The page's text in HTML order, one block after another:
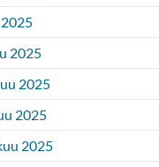
2025
2025
2025
2025